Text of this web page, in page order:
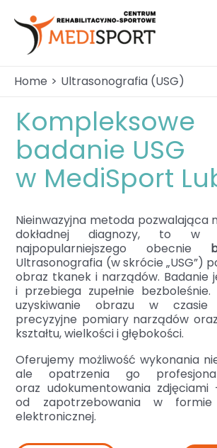
content
Home Ultrasonografia (USG)
Kompleksowe
badanie USG
w MediSport
Nieinwazyjna metoda pozwalająca
dokładnej diagnozy, to w
najpopularniejszego obecnie
Ultrasonografia (w skrócie „USG”)
obraz tkanek i narządów. Badanie
i przebiega zupełnie bezboleśnie.
uzyskiwanie obrazu w czasie
precyzyjne pomiary narządów
kształtu, wielkości i głębokości.
Oferujemy możliwość wykonania
ale opatrzenia go
oraz udokumentowania zdjęciami
od zapotrzebowania w formie
elektronicznej.